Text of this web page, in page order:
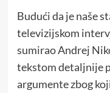
Budući da je naše
televizijskom
sumirao Andrej
tekstom detaljnije
argumente zbog